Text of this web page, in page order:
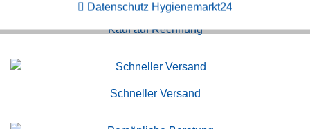
Kauf auf Rechnung
Schneller Versand
Datenschutz Hygienemarkt24